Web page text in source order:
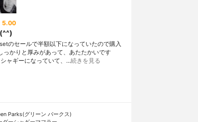
5.00
のセールで半額以下になっていたので購入
っかりと厚みがあって、あたたかいです
ャギーになっていて、…続きを見る
Parks(グリーン パークス)